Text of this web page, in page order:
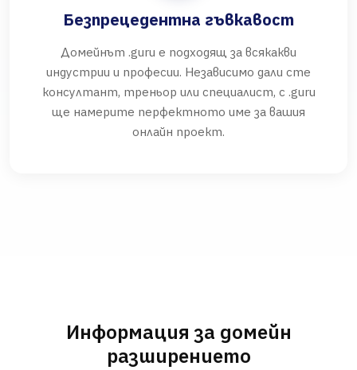
Безпрецедентна гъвкавост
Домейнът .guru е подходящ за всякакви
индустрии и професии. Независимо дали сте
консултант, треньор или специалист, с .guru
ще намерите перфектното име за вашия
онлайн проект.
Информация за домейн
разширението